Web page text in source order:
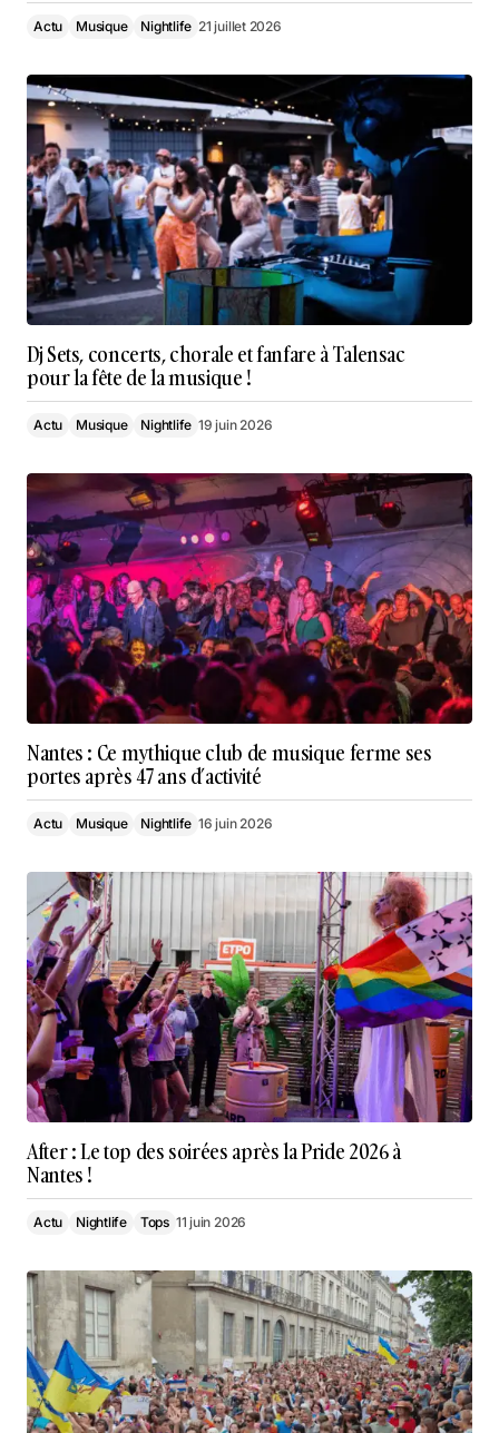
Actu Musique Nightlife 21 juillet 2026
Dj Sets, concerts, chorale et fanfare à Talensac
pour la fête de la musique !
Actu Musique Nightlife 19 juin 2026
Nantes : Ce mythique club de musique ferme ses
portes après 47 ans d’activité
Actu Musique Nightlife 16 juin 2026
After : Le top des soirées après la Pride 2026 à
Nantes !
Actu Nightlife Tops 11 juin 2026